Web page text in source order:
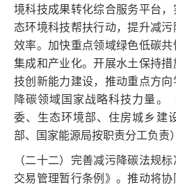
境科技成果转化综合服务平台
态环境科技帮扶行动，提升减
效率。加快重点领域绿色低碳
集成和产业化。开展水土保持
技创新能力建设，推动重点方
降碳领域国家战略科技力量。
委、生态环境部、住房城乡建
部、国家能源局按职责分工负责）
（二十二）完善减污降碳法规
交易管理暂行条例》。推动将